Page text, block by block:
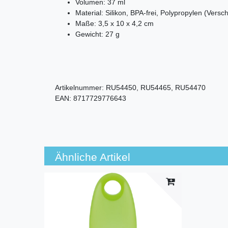
Volumen: 37 ml
Material: Silikon, BPA-frei, Polypropylen
Maße: 3,5 x 10 x 4,2 cm
Gewicht: 27 g
Artikelnummer: RU54450, RU54465, RU54470
EAN: 8717729776643
Ähnliche Artikel